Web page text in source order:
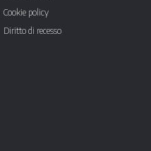
Cookie policy
Diritto di recesso